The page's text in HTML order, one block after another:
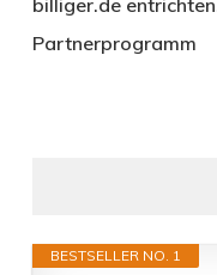
billiger.de
Partnerprogramm
BESTSELLER NO. 1